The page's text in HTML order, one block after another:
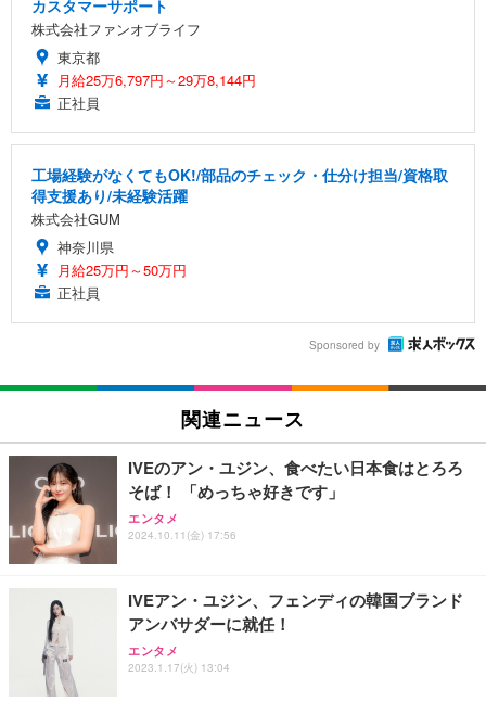
カスタマーサポート
株式会社ファンオブライフ
東京都
月給25万6,797円～29万8,144円
正社員
工場経験がなくてもOK!/部品のチェック・仕分け担当/資格取
得支援あり/未経験活躍
株式会社GUM
神奈川県
月給25万円～50万円
正社員
Sponsored by
関連ニュース
IVEのアン・ユジン、食べたい日本食はとろろ
そば！ 「めっちゃ好きです」
エンタメ
2024.10.11(金) 17:56
IVEアン・ユジン、フェンディの韓国ブランド
アンバサダーに就任！
エンタメ
2023.1.17(火) 13:04